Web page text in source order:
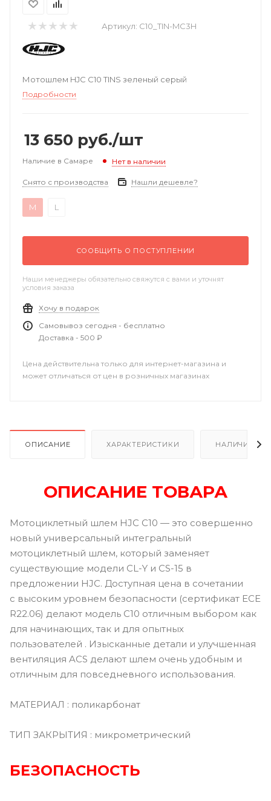
Артикул: C10_TIN-MC3H
Мотошлем HJC C10 TINS зеленый серый
Подробности
13 650 руб./шт
Наличие в Самаре Нет в наличии
Снято с производства Нашли дешевле?
M L
СООБЩИТЬ О ПОСТУПЛЕНИИ
Наши менеджеры обязательно свяжутся с вами и уточнят
условия заказа
Хочу в подарок
Самовывоз сегодня - бесплатно
Доставка - 500 ₽
Цена действительна только для интернет-магазина и
может отличаться от цен в розничных магазинах
ОПИСАНИЕ ХАРАКТЕРИСТИКИ НАЛИЧИЕ В
ОПИСАНИЕ ТОВАРА
Мотоциклетный шлем HJC C10 — это совершенно
новый универсальный интегральный
мотоциклетный шлем, который заменяет
существующие модели CL-Y и CS-15 в
предложении HJC. Доступная цена в сочетании
с высоким уровнем безопасности (сертификат ECE
R22.06) делают модель C10 отличным выбором как
для начинающих, так и для опытных
пользователей . Изысканные детали и улучшенная
вентиляция ACS делают шлем очень удобным и
отличным для повседневного использования.
МАТЕРИАЛ : поликарбонат
ТИП ЗАКРЫТИЯ : микрометрический
БЕЗОПАСНОСТЬ